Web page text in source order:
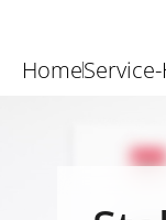
Home